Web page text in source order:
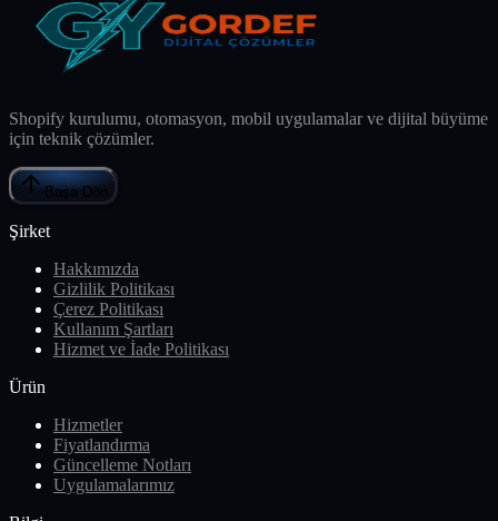
Shopify kurulumu, otomasyon, mobil uygulamalar ve dijital büyüme
için teknik çözümler.
Başa Dön
Şirket
Hakkımızda
Gizlilik Politikası
Çerez Politikası
Kullanım Şartları
Hizmet ve İade Politikası
Ürün
Hizmetler
Fiyatlandırma
Güncelleme Notları
Uygulamalarımız